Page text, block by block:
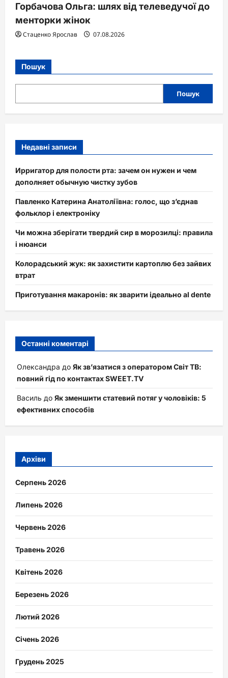
Горбачова Ольга: шлях від телеведучої до
менторки жінок
Стаценко Ярослав 07.08.2026
Пошук
Пошук
Недавні записи
Ирригатор для полости рта: зачем он нужен и чем
дополняет обычную чистку зубов
Павленко Катерина Анатоліївна: голос, що з’єднав
фольклор і електроніку
Чи можна зберігати твердий сир в морозилці: правила
і нюанси
Колорадський жук: як захистити картоплю без зайвих
втрат
Приготування макаронів: як зварити ідеально al dente
Останні коментарі
Олександра до Як зв’язатися з оператором Світ ТВ:
повний гід по контактах SWEET.TV
Василь до Як зменшити статевий потяг у чоловіків: 5
ефективних способів
Архіви
Серпень 2026
Липень 2026
Червень 2026
Травень 2026
Квітень 2026
Березень 2026
Лютий 2026
Січень 2026
Грудень 2025